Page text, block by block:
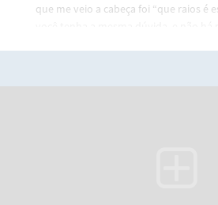
que me veio a cabeça foi “que raios é